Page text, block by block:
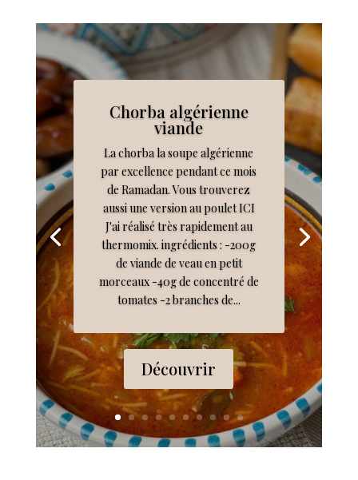
Chorba algérienne
viande
La chorba la soupe algérienne
par excellence pendant ce mois
de Ramadan. Vous trouverez
aussi une version au poulet ICI
J'ai réalisé très rapidement au
thermomix. ingrédients : -200g
de viande de veau en petit
morceaux -40g de concentré de
tomates -2 branches de...
Découvrir